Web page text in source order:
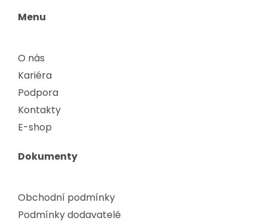
Menu
O nás
Kariéra
Podpora
Kontakty
E-shop
Dokumenty
Obchodní podmínky
Podmínky dodavatelé